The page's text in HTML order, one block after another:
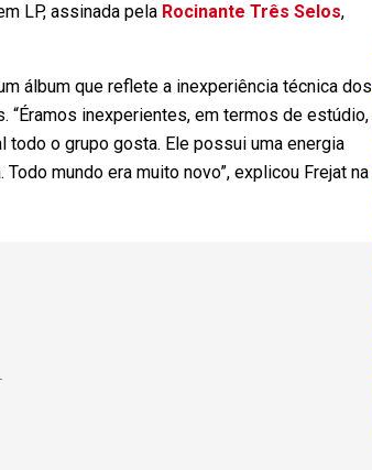
LP, assinada pela Rocinante Três Selos,
álbum que reflete a inexperiência técnica dos
“Éramos inexperientes, em termos de estúdio,
o grupo gosta. Ele possui uma energia
mundo era muito novo”, explicou Frejat na